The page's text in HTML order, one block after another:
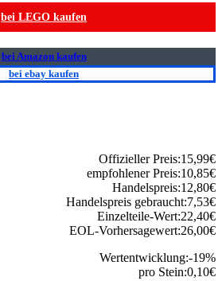
bei LEGO kaufen
bei Amazon kaufen
bei ebay kaufen
Offizieller Preis:15,99€
empfohlener Preis:10,85€
Handelspreis:12,80€
Handelspreis gebraucht:7,53€
Einzelteile-Wert:22,40€
EOL-Vorhersagewert:26,00€
Wertentwicklung:-19%
pro Stein:0,10€